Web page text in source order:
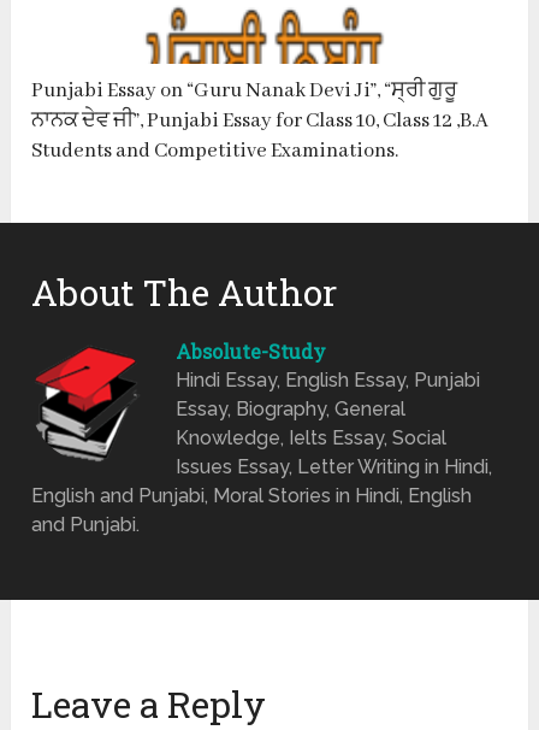
Punjabi Essay on “Guru Nanak Devi Ji”, “ਸ੍ਰੀ ਗੁਰੂ
ਨਾਨਕ ਦੇਵ ਜੀ”, Punjabi Essay for Class 10, Class 12 ,B.A
Students and Competitive Examinations.
About The Author
Absolute-Study
Hindi Essay, English Essay, Punjabi
Essay, Biography, General
Knowledge, Ielts Essay, Social
Issues Essay, Letter Writing in Hindi,
English and Punjabi, Moral Stories in Hindi, English
and Punjabi.
Leave a Reply